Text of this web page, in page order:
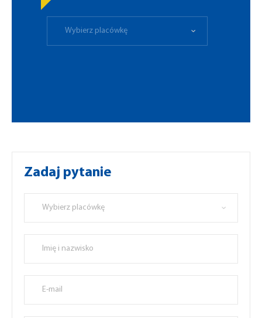
Wybierz placówkę
Zadaj pytanie
Wybierz placówkę